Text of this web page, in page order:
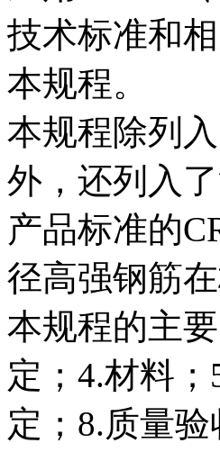
技术标准和
本规程。
本规程除列
外，还列入
产品标准的
径高强钢筋
本规程的主
定；4.材料
定；8.质量验